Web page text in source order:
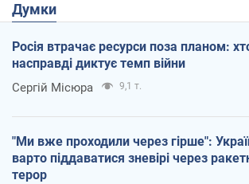
Думки
Росія втрачає ресурси поза планом:
насправді диктує темп війни
Сергій Місюра 9,1 т.
"Ми вже проходили через гірше":
варто піддаватися зневірі через
терор